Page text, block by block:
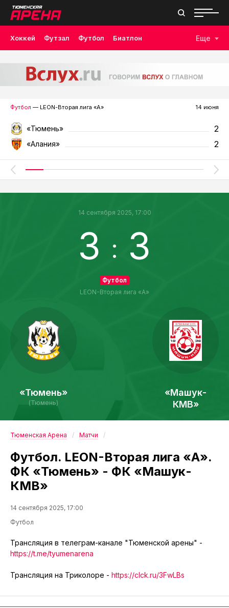
Хоккей Футзал Футбол Биатлон Еще
Футбол — LEON-Вторая лига «А» 14 июня
«Тюмень» 2
«Алания» 2
«Тюмень»
(Тюмень)
14 сентября 2025, 17:00
3 : 3
Футбол
LEON-Вторая лига «А»
«Машук-
КМВ»
Тюменская Арена Матчи
Футбол. LEON-Вторая лига «А».
ФК «Тюмень» - ФК «Машук-
КМВ»
14 сентября 2025, 17:00
Футбол
Трансляция в телеграм-канале "Тюменской арены" -
https://t.me/tyumenarena
Трансляция на Триколоре - https://clck.ru/3FwLBs